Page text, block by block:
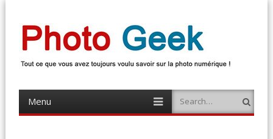
Photo Geek
Menu
content
Search